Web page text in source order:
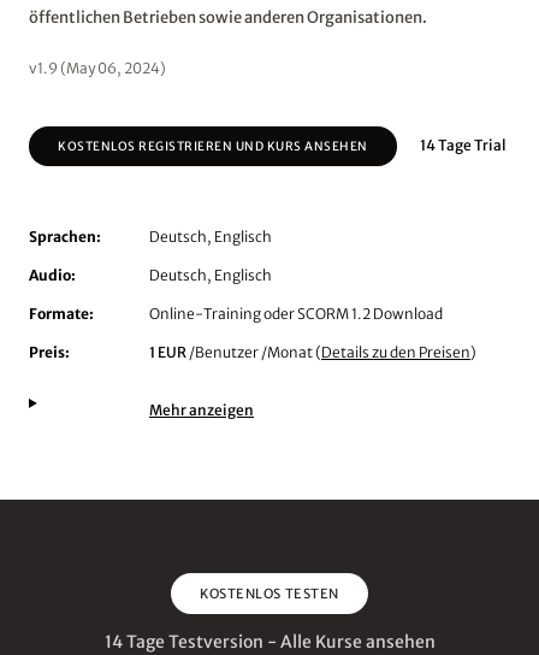
öffentlichen Betrieben sowie anderen Organisationen.
v1.9 (May 06, 2024)
KOSTENLOS REGISTRIEREN UND KURS ANSEHEN 14 Tage Trial
Sprachen: Deutsch, Englisch
Audio: Deutsch, Englisch
Formate: Online-Training oder SCORM 1.2 Download
Preis: 1 EUR /Benutzer /Monat (Details zu den Preisen)
Mehr anzeigen
KOSTENLOS TESTEN
14 Tage Testversion - Alle Kurse ansehen